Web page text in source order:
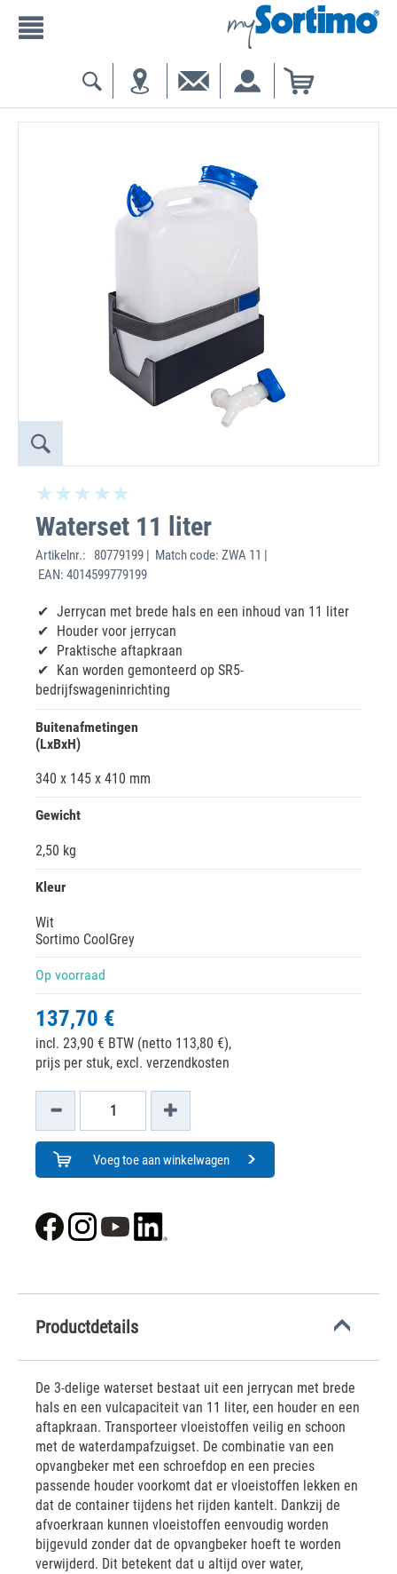
Waterset 11 liter
Artikelnr.:
80779199 | Match code: ZWA 11 |
EAN: 4014599779199
Jerrycan met brede hals en een inhoud van 11 liter
Houder voor jerrycan
Praktische aftapkraan
Kan worden gemonteerd op SR5-
bedrijfswageninrichting
Buitenafmetingen
(LxBxH)
340 x 145 x 410 mm
Gewicht
2,50 kg
Kleur
Wit
Sortimo CoolGrey
Op voorraad
137,70 €
incl. 23,90 € BTW (netto 113,80 €),
prijs per stuk, excl. verzendkosten
Voeg toe aan winkelwagen
Productdetails
De 3-delige waterset bestaat uit een jerrycan met brede
hals en een vulcapaciteit van 11 liter, een houder en een
aftapkraan. Transporteer vloeistoffen veilig en schoon
met de waterdampafzuigset. De combinatie van een
opvangbeker met een schroefdop en een precies
passende houder voorkomt dat er vloeistoffen lekken en
dat de container tijdens het rijden kantelt. Dankzij de
afvoerkraan kunnen vloeistoffen eenvoudig worden
bijgevuld zonder dat de opvangbeker hoeft te worden
verwijderd. Dit betekent dat u altijd over water,